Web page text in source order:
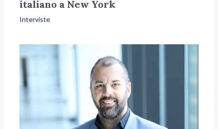
italiano a New York
Interviste